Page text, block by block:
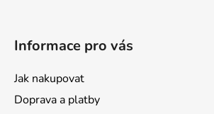
Informace pro vás
Jak nakupovat
Doprava a platby